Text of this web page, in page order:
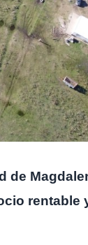
de
rentable